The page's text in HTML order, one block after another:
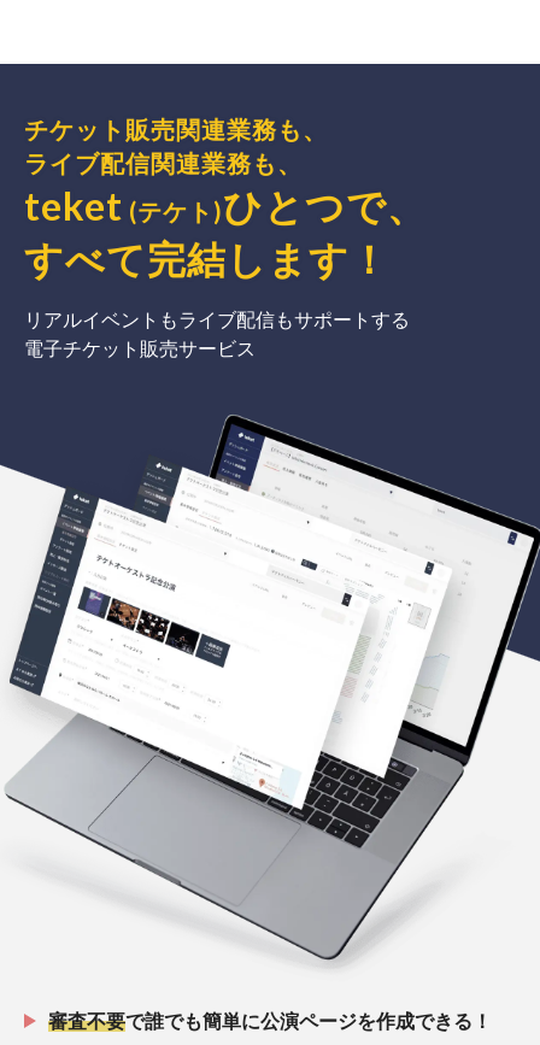
チケット販売関連業務も、
ライブ配信関連業務も、
teket (テケト)ひとつで、
すべて完結 します ！
リアルイベントもライブ配信もサポートする
電子チケット販売サービス
審査不要で誰でも簡単に公演ページを作成できる！